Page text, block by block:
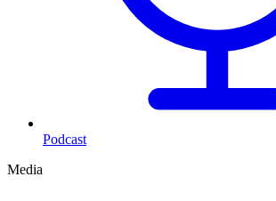
Podcast
Media